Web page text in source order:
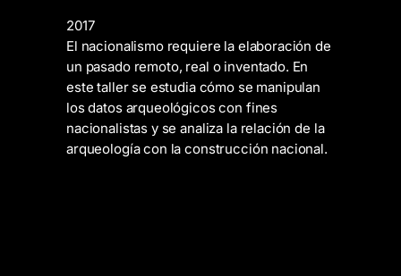
2017
El nacionalismo requiere la elaboración de
un pasado remoto, real o inventado. En
este taller se estudia cómo se manipulan
los datos arqueológicos con fines
nacionalistas y se analiza la relación de la
arqueología con la construcción nacional.